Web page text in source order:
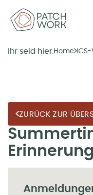
Ihr seid hier:Home
ZURÜCK ZUR